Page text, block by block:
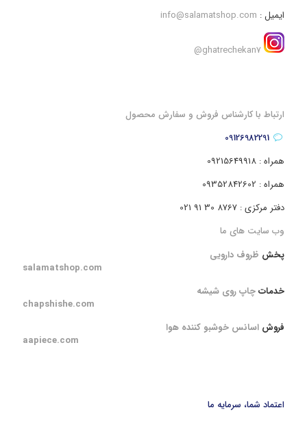
ایمیل : info@salamatshop.com
ghatrechekan7@
ارتباط با کارشناس فروش و سفارش محصول
09126982291
همراه : 09215649918
همراه : 09352842602
دفتر مرکزی : 8767 30 91 021
وب سایت های ما
پخش ظروف دارویی
salamatshop.com
خدماتچاپ روی شیشه
chapshishe.com
فروش اسانس خوشبو کننده هوا
aapiece.com
اعتماد شما، سرمایه ما